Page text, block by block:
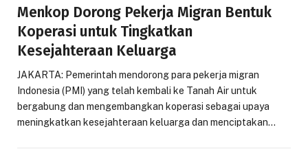
Menkop Dorong Pekerja Migran Bentuk
Koperasi untuk Tingkatkan
Kesejahteraan Keluarga
JAKARTA: Pemerintah mendorong para pekerja migran
Indonesia (PMI) yang telah kembali ke Tanah Air untuk
bergabung dan mengembangkan koperasi sebagai upaya
meningkatkan kesejahteraan keluarga dan menciptakan…